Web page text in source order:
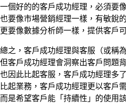
一個好的的客戶成功經理，必須要
也要像市場營銷經理一樣，有敏銳
更要像數據分析師一樣，提供客戶
總之，客戶成功經理與客服（或稱
但客戶成功經理會洞察出客戶問題
也因此比起客服，客戶成功經理多
比起業務，客戶成功經理更以客戶
而是希望客戶能「持續性」的使用